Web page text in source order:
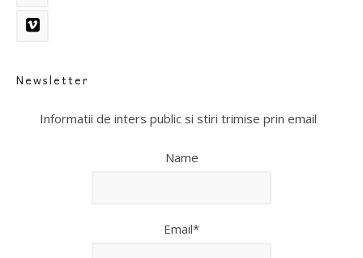
Newsletter
Informatii de inters public si stiri trimise prin email
Name
Email*